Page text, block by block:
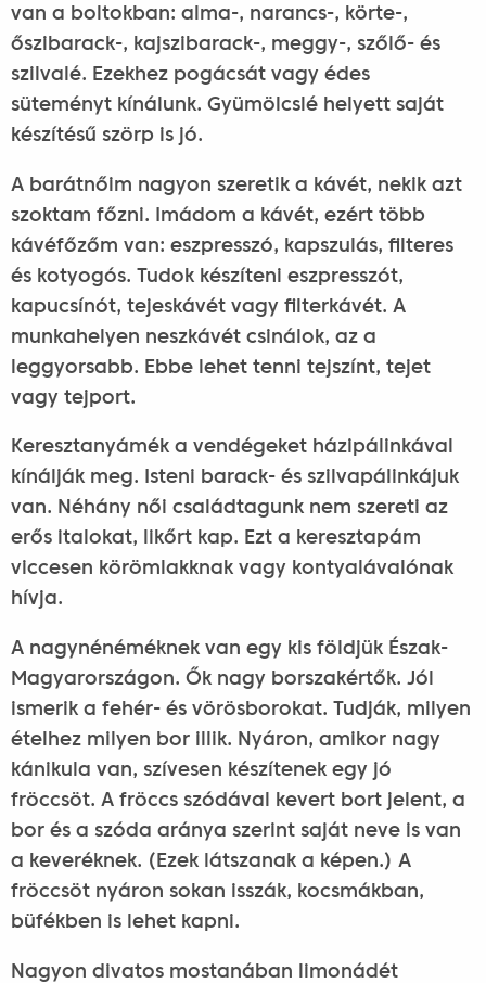
van a boltokban: alma-, narancs-, körte-,
őszibarack-, kajszibarack-, meggy-, szőlő- és
szilvalé. Ezekhez pogácsát vagy édes
süteményt kínálunk. Gyümölcslé helyett saját
készítésű szörp is jó.
A barátnőim nagyon szeretik a kávét, nekik azt
szoktam főzni. Imádom a kávét, ezért több
kávéfőzőm van: eszpresszó, kapszulás, filteres
és kotyogós. Tudok készíteni eszpresszót,
kapucsínót, tejeskávét vagy filterkávét. A
munkahelyen neszkávét csinálok, az a
leggyorsabb. Ebbe lehet tenni tejszínt, tejet
vagy tejport.
Keresztanyámék a vendégeket házipálinkával
kínálják meg. Isteni barack- és szilvapálinkájuk
van. Néhány női családtagunk nem szereti az
erős italokat, likőrt kap. Ezt a keresztapám
viccesen körömlakknak vagy kontyalávalónak
hívja.
A nagynénéméknek van egy kis földjük Észak-
Magyarországon. Ők nagy borszakértők. Jól
ismerik a fehér- és vörösborokat. Tudják, milyen
ételhez milyen bor illik. Nyáron, amikor nagy
kánikula van, szívesen készítenek egy jó
fröccsöt. A fröccs szódával kevert bort jelent, a
bor és a szóda aránya szerint saját neve is van
a keveréknek. (Ezek látszanak a képen.) A
fröccsöt nyáron sokan isszák, kocsmákban,
büfékben is lehet kapni.
Nagyon divatos mostanában limonádét